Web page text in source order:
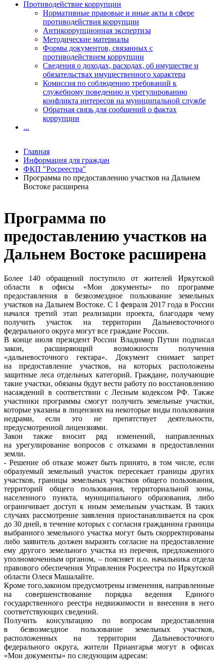
Программа по
предоставлению участков на
Дальнем Востоке расширена
Более 140 обращений поступило от жителей Иркутской
области в офисы «Мои документы» по программе
предоставления в безвозмездное пользование земельных
участков на Дальнем Востоке. С 1 февраля 2017 года в России
начался третий этап реализации проекта, благодаря чему
получить участок на территории Дальневосточного
федерального округа могут все граждане России.
В конце июля президент России Владимир Путин подписал
закон, расширяющий возможности получения
«дальневосточного гектара». Документ снимает запрет
на предоставление участков, на которых расположены
защитные леса отдельных категорий. Граждане, получающие
такие участки, обязаны будут вести работу по восстановлению
насаждений в соответствии с Лесным кодексом РФ. Также
участники программы смогут получить земельные участки,
которые указаны в лицензиях на некоторые виды пользования
недрами, если это не препятствует деятельности,
предусмотренной лицензиями.
Закон также вносит ряд изменений, направленных
на урегулирование вопросов с отказами в предоставлении
земли.
- Решение об отказе может быть принято, в том числе, если
образуемый земельный участок пересекает границы других
участков, границы земельных участков общего пользования,
территорий общего пользования, территориальной зоны,
населенного пункта, муниципального образования, либо
ограничивает доступ к иным земельным участкам. В таких
случаях рассмотрение заявления приостанавливается на срок
до 30 дней, в течение которых с согласия гражданина границы
выбранного земельного участка могут быть скорректированы
либо заявитель должен выразить согласие на предоставление
ему другого земельного участка из перечня, предложенного
уполномоченным органом, – поясняет и.о. начальника отдела
правового обеспечения Управления Росреестра по Иркутской
области Олеся Машалайте.
Кроме того,законом предусмотрены изменения, направленные
на совершенствование порядка ведения Единого
государственного реестра недвижимости и внесения в него
соответствующих сведений.
Получить консультацию по вопросам предоставления
в безвозмездное пользование земельных участков,
расположенных на территории Дальневосточного
федерального округа, жители Приангарья могут в офисах
«Мои документы» по следующим адресам:
Противодействие коррупции
Нормативные правовые и иные акты в сфере
противодействия коррупции
Антикоррупционная экспертиза
Методические материалы
Формы документов, связанных с
противодействием коррупции
Сведения о доходах, расходах, об имуществе и
обязательствах имущественного характера
Комиссия по соблюдению требований к
служебному поведению и урегулированию
конфликта интересов на муниципальной службе
Обратная связь для сообщений о фактах
коррупции
...
Главная
Информация для граждан
ФКП "Росреестра"
Программа по предоставлению участков на Дальнем
Востоке расширена